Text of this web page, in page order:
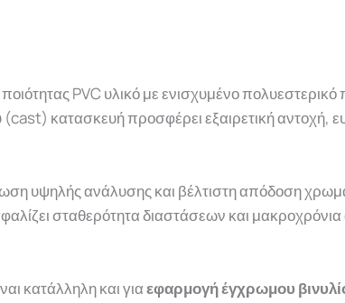
PVC υλικό με ενισχυμένο
κατασκευή προσφέρει εξαιρετική αντοχή,
υψηλής ανάλυσης και βέλτιστη απόδοση
σταθερότητα διαστάσεων και μακροχρόνια
κατάλληλη και γιαεφαρμογή έγχρωμου